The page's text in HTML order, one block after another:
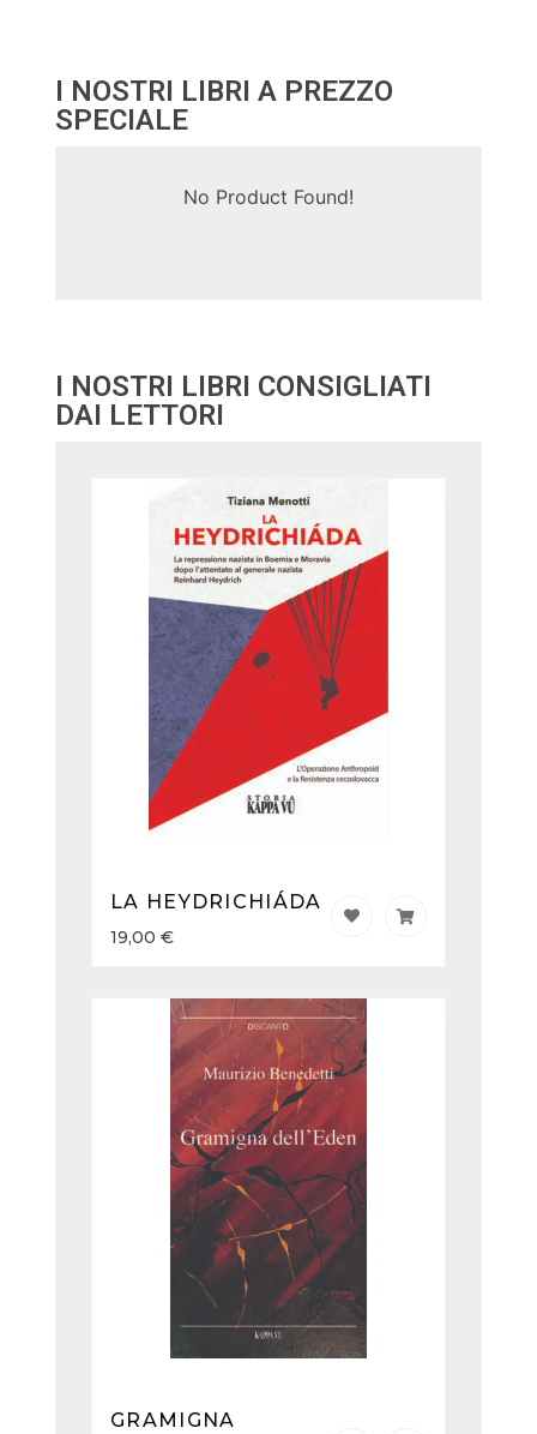
I NOSTRI LIBRI A PREZZO
SPECIALE
No Product Found!
I NOSTRI LIBRI CONSIGLIATI
DAI LETTORI
LA HEYDRICHIÁDA
19,00 €
GRAMIGNA